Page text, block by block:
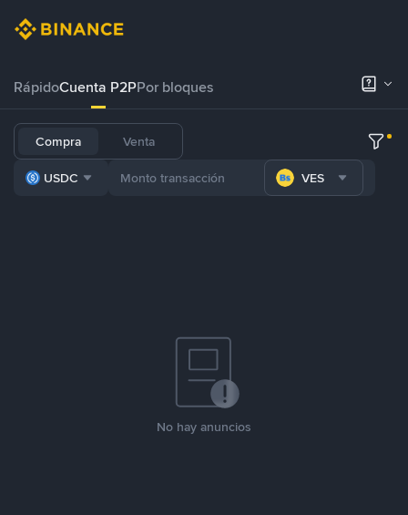
RápidoCuenta P2PPor bloques
Compra Venta
USDC VES
No hay anuncios